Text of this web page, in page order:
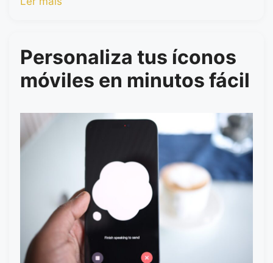
Personaliza tus íconos
móviles en minutos fácil